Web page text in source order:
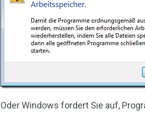
Oder Windows fordert Sie auf,